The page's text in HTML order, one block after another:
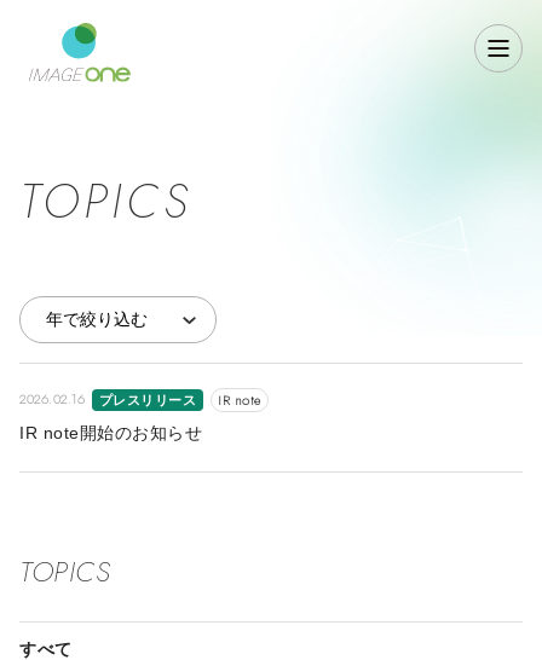
TOPICS
2026.02.16 プレスリリース
IR note
IR note開始のお知らせ
TOPICS
すべて